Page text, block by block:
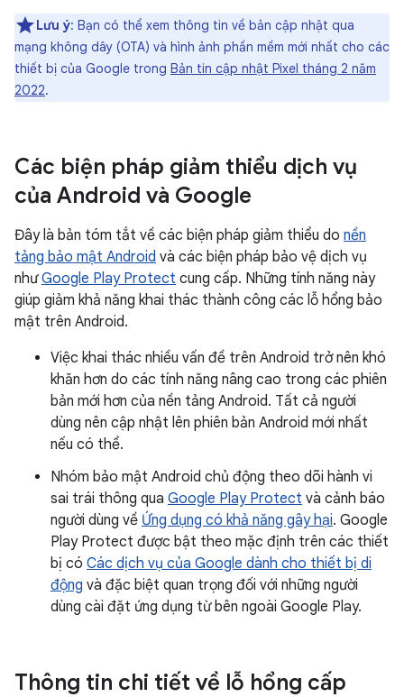
Lưu ý: Bạn có thể xem thông tin về bản cập nhật qua
mạng không dây (OTA) và hình ảnh phần mềm mới nhất cho các
thiết bị của Google trong Bản tin cập nhật Pixel tháng 2 năm
2022.
Các biện pháp giảm thiểu dịch vụ
của Android và Google
Đây là bản tóm tắt về các biện pháp giảm thiểu do nền
tảng bảo mật Android và các biện pháp bảo vệ dịch vụ
nhưGoogle Play Protect cung cấp. Những tính năng này
giúp giảm khả năng khai thác thành công các lỗ hổng bảo
mật trên Android.
Việc khai thác nhiều vấn đề trên Android trở nên khó
khăn hơn do các tính năng nâng cao trong các phiên
bản mới hơn của nền tảng Android. Tất cả người
dùng nên cập nhật lên phiên bản Android mới nhất
nếu có thể.
Nhóm bảo mật Android chủ động theo dõi hành vi
sai trái thông qua Google Play Protect và cảnh báo
người dùng về Ứng dụng có khả năng gây hại. Google
Play Protect được bật theo mặc định trên các thiết
bị có Các dịch vụ của Google dành cho thiết bị di
động và đặc biệt quan trọng đối với những người
dùng cài đặt ứng dụng từ bên ngoài Google Play.
Thông tin chi tiết về lỗ hổng cấp